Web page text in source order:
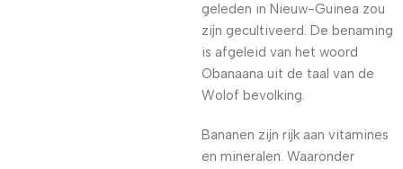
geleden in Nieuw-Guinea zou
zijn gecultiveerd. De benaming
is afgeleid van het woord
Obanaana uit de taal van de
Wolof bevolking.
Bananen zijn rijk aan vitamines
en mineralen. Waaronder